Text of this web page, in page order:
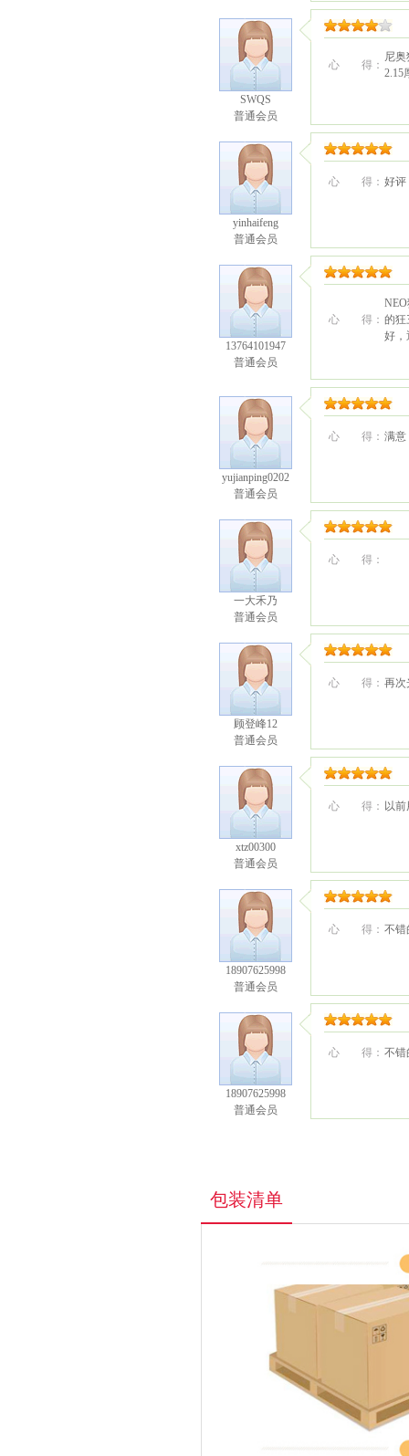
SWQS
普通会员
心 得：
尼
2.15
yinhaifeng
普通会员
心 得： 好评
13764101947
普通会员
心 得： 的狂
好，
yujianping0202
普通会员
心 得： 满意
一大禾乃
普通会员
心 得：
顾登峰12
普通会员
心 得： 再次
xtz00300
普通会员
心 得： 以
18907625998
普通会员
心 得： 不错
18907625998
普通会员
心 得： 不错
包装清单